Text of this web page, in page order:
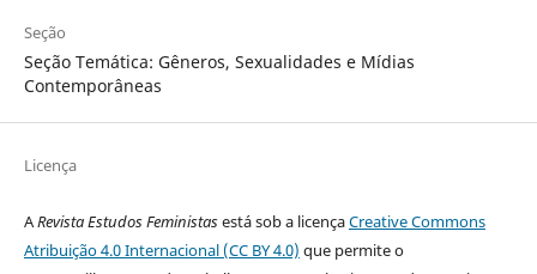
Seção
Seção Temática: Gêneros, Sexualidades e Mídias
Contemporâneas
Licença
ARevista Estudos Feministasestá sob a licençaCreative Commons
Atribuição 4.0 Internacional (CC BY 4.0) que permite o